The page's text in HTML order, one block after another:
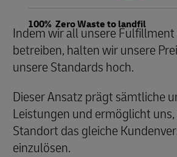
100% Zero Waste to landfil
Indem wir all unsere
betreiben, halten wir unsere
unsere Standards hoch.
Dieser Ansatz prägt sämtliche
Leistungen und ermöglicht uns,
Standort das gleiche
einzulösen.